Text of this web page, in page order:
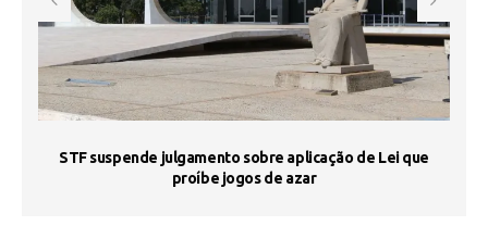
STF suspende julgamento sobre aplicação de Lei que
proíbe jogos de azar